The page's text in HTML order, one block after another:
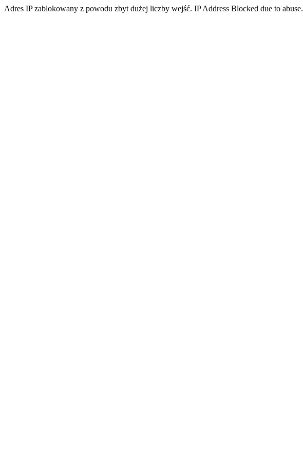
Adres IP zablokowany z powodu zbyt dużej liczby wejść. IP Address Blocked due to abuse.